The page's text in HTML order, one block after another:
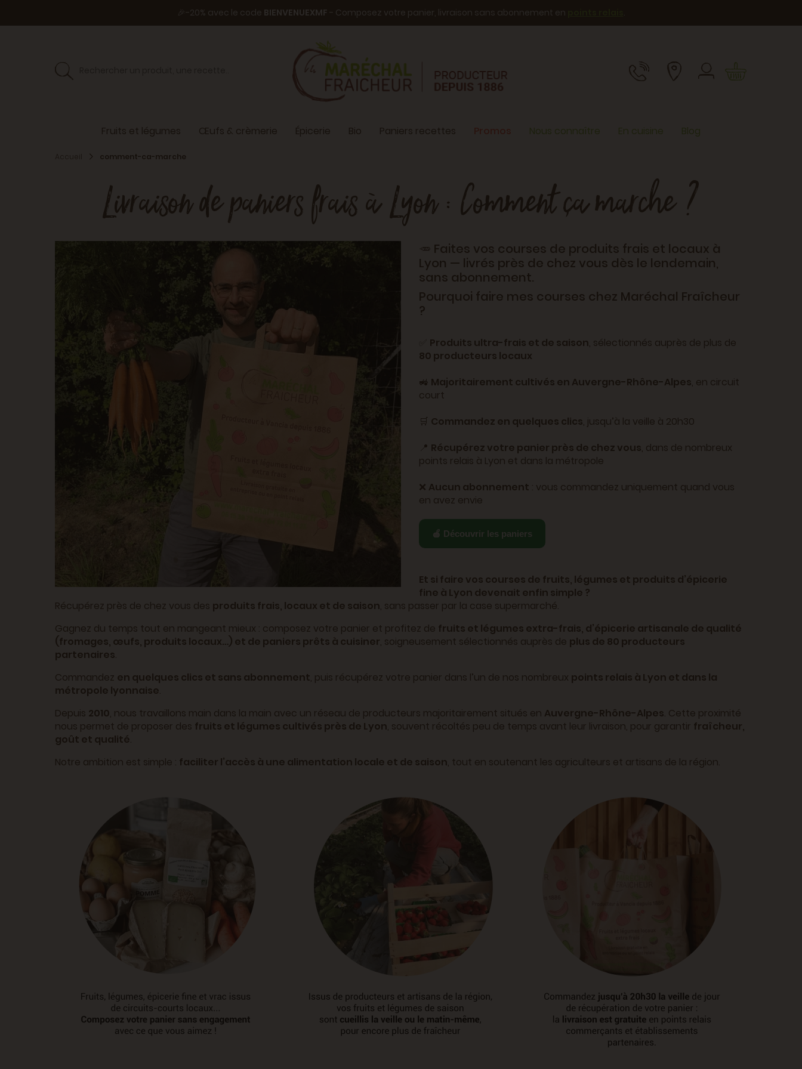
🎉-20% avec le code BIENVENUEXMF - Composez votre panier, livraison sans abonnement en .
Fruits et légumes Œufs & crèmerie Épicerie Bio Paniers recettes Nous connaître En cuisine Blog
comment-ca-marche
Livraison de paniers frais à Lyon : Comment ça marche ?
🥕 Faites vos courses de produits frais et locaux à
Lyon — livrés près de chez vous dès le lendemain,
sans abonnement.
Pourquoi faire mes courses chez Maréchal Fraîcheur
?
Produits ultra-frais et de saison, sélectionnés auprès de plus de
80 producteurs locaux
🚜 Majoritairement cultivés en Auvergne-Rhône-Alpes, en circuit
court
🛒 Commandez en quelques clics, jusqu’à la veille à 20h30
📍 Récupérez votre panier près de chez vous, dans de nombreux
points relais à Lyon et dans la métropole
❌ Aucun abonnement : vous commandez uniquement quand vous
en avez envie
🍎 Découvrir les paniers
Et si faire vos courses de fruits, légumes et produits d’épicerie
fine à Lyon devenait enfin simple ?
Récupérez près de chez vous des produits frais, locaux et de saison, sans passer par la case supermarché.
Gagnez du temps tout en mangeant mieux : composez votre panier et profitez de fruits et légumes extra-frais, d’épicerie artisanale de qualité
(fromages, œufs, produits locaux…) et de paniers prêts à cuisiner, soigneusement sélectionnés auprès de plus de 80 producteurs
partenaires.
Commandez en quelques clics et sans abonnement, puis récupérez votre panier dans l’un de nos nombreux points relais à Lyon et dans la
métropole lyonnaise.
Depuis 2010, nous travaillons main dans la main avec un réseau de producteurs majoritairement situés en Auvergne-Rhône-Alpes. Cette proximité
nous permet de proposer des fruits et légumes cultivés près de Lyon, souvent récoltés peu de temps avant leur livraison, pour garantir fraîcheur,
goût et qualité.
Notre ambition est simple : faciliter l’accès à une alimentation locale et de saison, tout en soutenant les agriculteurs et artisans de la région.